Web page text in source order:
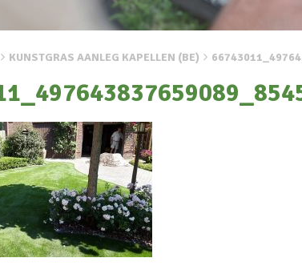
KUNSTGRAS AANLEG KAPELLEN (BE)